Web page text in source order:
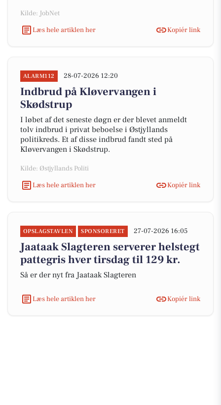
Kilde: JobNet
Læs hele artiklen her
Kopiér link
ALARM112 28-07-2026 12:20
Indbrud på Kløvervangen i
Skødstrup
I løbet af det seneste døgn er der blevet anmeldt
tolv indbrud i privat beboelse i Østjyllands
politikreds. Et af disse indbrud fandt sted på
Kløvervangen i Skødstrup.
Kilde: Østjyllands Politi
Læs hele artiklen her
Kopiér link
OPSLAGSTAVLEN SPONSORERET 27-07-2026 16:05
Jaataak Slagteren serverer helstegt
pattegris hver tirsdag til 129 kr.
Så er der nyt fra Jaataak Slagteren
Læs hele artiklen her Kopiér link